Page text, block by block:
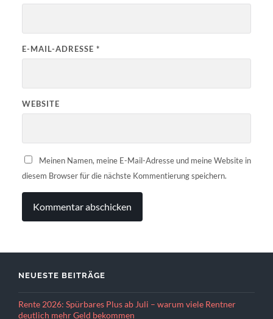
E-MAIL-ADRESSE *
WEBSITE
Meinen Namen, meine E-Mail-Adresse und meine Website in
diesem Browser für die nächste Kommentierung speichern.
NEUESTE BEITRÄGE
Rente 2026: Spürbares Plus ab Juli – warum viele Rentner
deutlich mehr Geld bekommen